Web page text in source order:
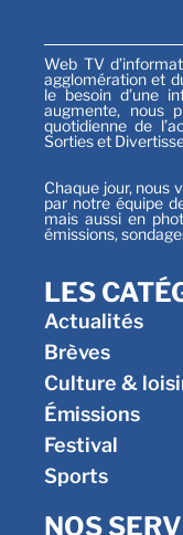
Web TV
agglomération et
le besoin d’une
augmente, nous
quotidienne de
Sorties et
Chaque jour, nous
par notre équipe
mais aussi en
émissions,
LES
Actualités
Brèves
Culture &
Émissions
Festival
Sports
NOS